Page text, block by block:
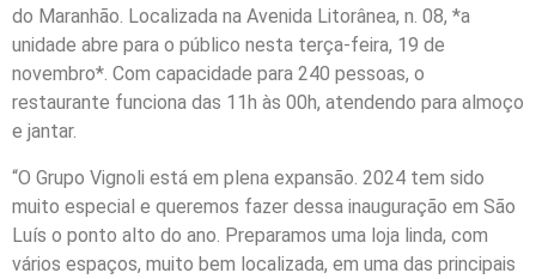
do Maranhão. Localizada na Avenida Litorânea, n. 08, *a
unidade abre para o público nesta terça-feira, 19 de
novembro*. Com capacidade para 240 pessoas, o
restaurante funciona das 11h às 00h, atendendo para almoço
e jantar.
“O Grupo Vignoli está em plena expansão. 2024 tem sido
muito especial e queremos fazer dessa inauguração em São
Luís o ponto alto do ano. Preparamos uma loja linda, com
vários espaços, muito bem localizada, em uma das principais